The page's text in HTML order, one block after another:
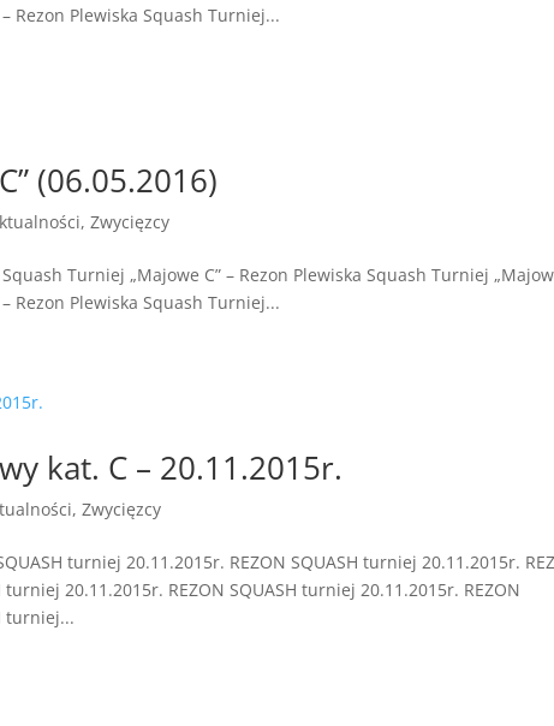
Rezon Plewiska Squash Turniej...
(06.05.2016)
,Zwycięzcy
Turniej „Majowe C” – Rezon Plewiska Squash Turniej
Rezon Plewiska Squash Turniej...
kat. C – 20.11.2015r.
,Zwycięzcy
turniej 20.11.2015r. REZON SQUASH turniej 20.11.2015r.
20.11.2015r. REZON SQUASH turniej 20.11.2015r. REZON
turniej...